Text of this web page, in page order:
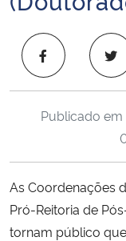
Ministério da Educação
Ministério da Ciência,
Publicado em
As Coordenações
Pró-Reitoria de
tornam público